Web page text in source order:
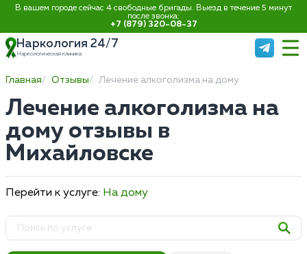
В вашем городе сейчас 4 свободные бригады. Выезд в течение 5 минут
после звонка:
+7 (879) 320-08-37
Наркология 24/7
Наркологическая клиника
Главная Отзывы Лечение алкоголизма на дому
Лечение алкоголизма на
дому отзывы в
Михайловске
Перейти к услуге: На дому